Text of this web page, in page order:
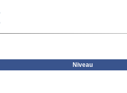
Niveau